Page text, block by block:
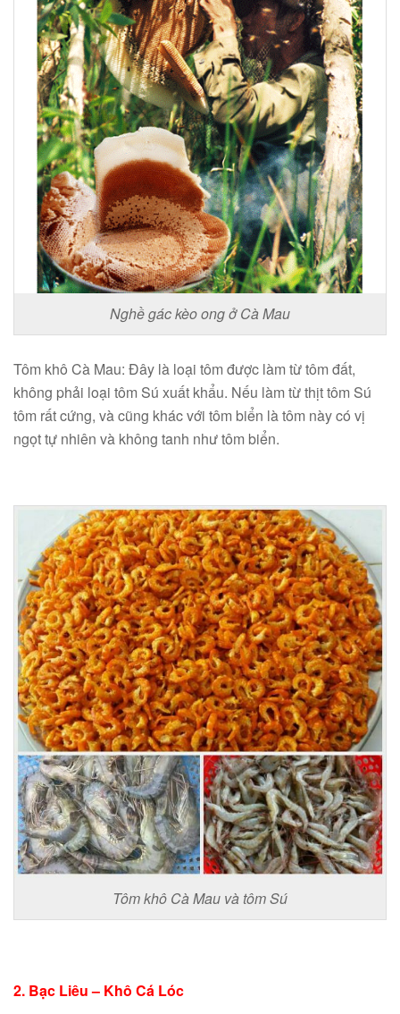
Nghề gác kèo ong ở Cà Mau
Tôm khô Cà Mau: Đây là loại tôm được làm từ tôm đất,
không phải loại tôm Sú xuất khẩu. Nếu làm từ thịt tôm Sú
tôm rất cứng, và cũng khác với tôm biển là tôm này có vị
ngọt tự nhiên và không tanh như tôm biển.
Tôm khô Cà Mau và tôm Sú
2. Bạc Liêu – Khô Cá Lóc